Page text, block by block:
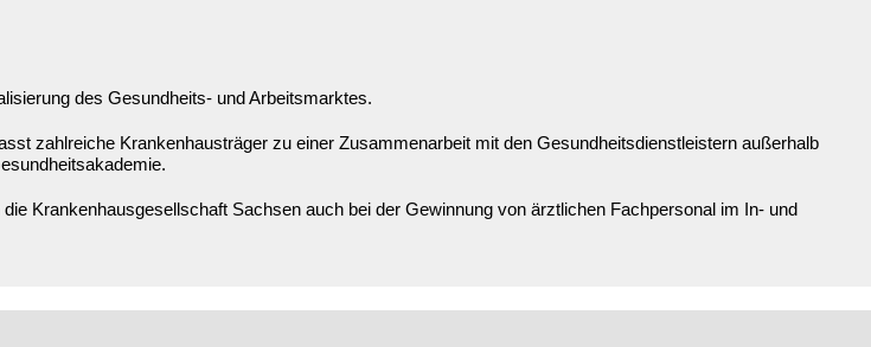
des Gesundheits- und Arbeitsmarktes.
zahlreiche Krankenhausträger zu einer Zusammenarbeit mit den Gesundheitsdienstleistern außerhalb
Krankenhausgesellschaft Sachsen auch bei der Gewinnung von ärztlichen Fachpersonal im In- und